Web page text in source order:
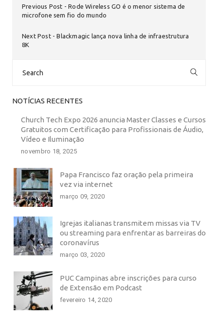
Previous Post
Rode Wireless GO é o menor sistema de
microfone sem fio do mundo
Next Post
Blackmagic lança nova linha de infraestrutura
8K
NOTÍCIAS RECENTES
Church Tech Expo 2026 anuncia Master Classes e Cursos
Gratuitos com Certificação para Profissionais de Áudio,
Vídeo e Iluminação
novembro 18, 2025
Papa Francisco faz oração pela primeira
vez via internet
março 09, 2020
Igrejas italianas transmitem missas via TV
ou streaming para enfrentar as barreiras do
coronavírus
março 03, 2020
PUC Campinas abre inscrições para curso
de Extensão em Podcast
fevereiro 14, 2020